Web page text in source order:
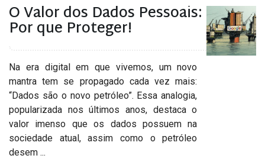
O Valor dos Dados Pessoais:
Por que Proteger!
Na era digital em que vivemos, um novo
mantra tem se propagado cada vez mais:
“Dados são o novo petróleo”. Essa analogia,
popularizada nos últimos anos, destaca o
valor imenso que os dados possuem na
sociedade atual, assim como o petróleo
desem ...